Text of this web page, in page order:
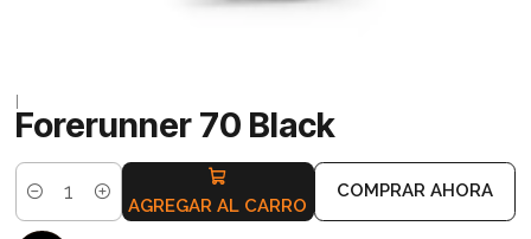
Forerunner 70 Black
Cantidad AGREGAR AL CARRO
COMPRAR AHORA